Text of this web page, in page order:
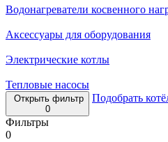
Водонагреватели косвенного
Аксессуары для оборудования
Электрические котлы
Тепловые насосы
Открыть фильтр
0
Подобрать
Фильтры
0